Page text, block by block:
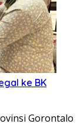
ke BK
Gorontalo